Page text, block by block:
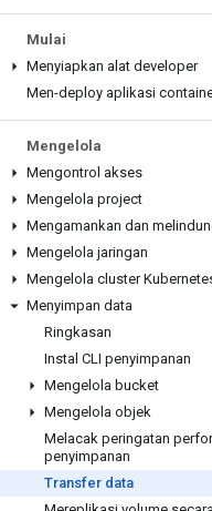
Mulai
Menyiapkan alat developer
Men-deploy aplikasi
Mengelola
Mengontrol akses
Mengelola project
Mengamankan dan
Mengelola jaringan
Mengelola cluster
Menyimpan data
Ringkasan
Instal CLI penyimpanan
Mengelola bucket
Mengelola objek
Melacak peringatan
penyimpanan
Transfer data